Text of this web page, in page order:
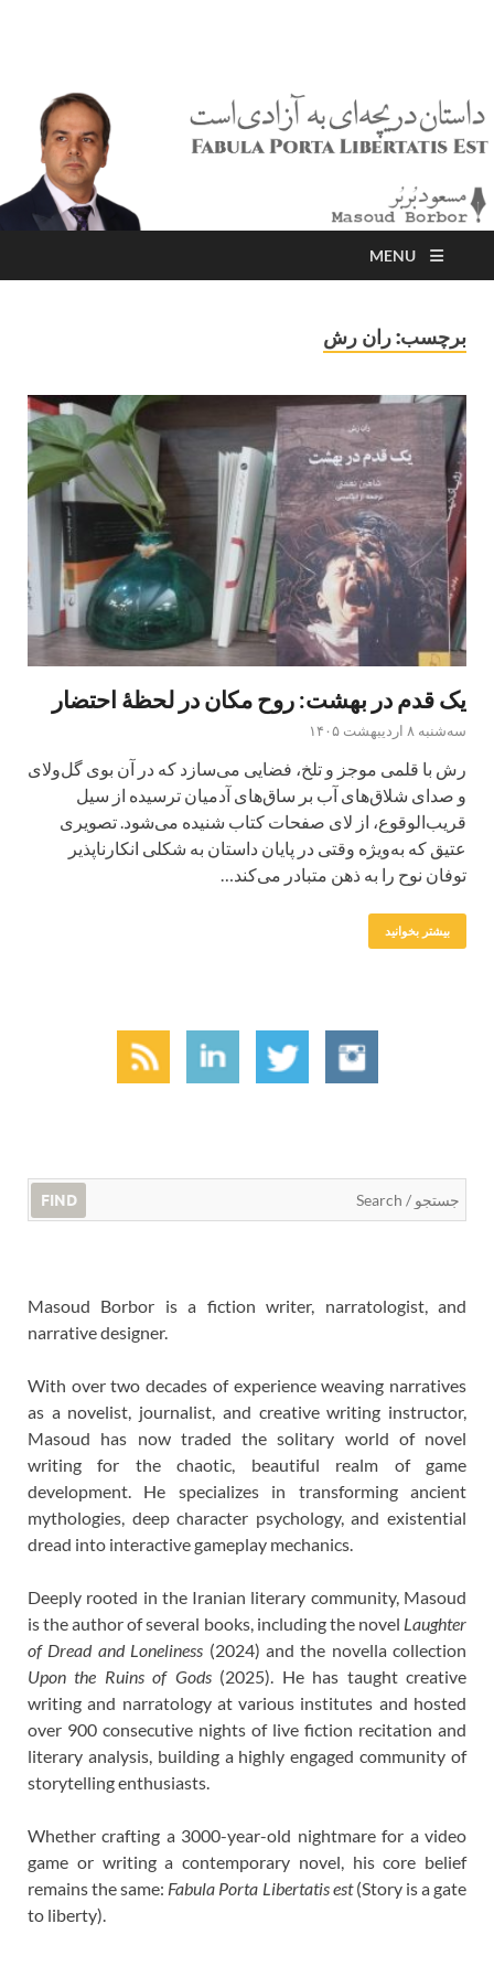
MENU
برچسب:ران رش
یک قدم در بهشت: روح مکان در لحظهٔ احتضار
سه‌شنبه ۸ اردیبهشت ۱۴۰۵
رش با قلمی موجز و تلخ، فضایی می‌سازد که در آن بوی گل‌و‌لای
و صدای شلاق‌های آب بر ساق‌های آدمیان ترسیده از سیل
قریب‌الوقوع، از لای صفحات کتاب شنیده می‌شود. تصویری
عتیق که به‌ویژه وقتی در پایان داستان به شکلی انکارناپذیر
توفان نوح را به ذهن متبادر می‌کند…
بیشتر بخوانید
FIND
Masoud Borbor is a fiction writer, narratologist, and
narrative designer.
With over two decades of experience weaving narratives
as a novelist, journalist, and creative writing instructor,
Masoud has now traded the solitary world of novel
writing for the chaotic, beautiful realm of game
development. He specializes in transforming ancient
mythologies, deep character psychology, and existential
dread into interactive gameplay mechanics.
Deeply rooted in the Iranian literary community, Masoud
is the author of several books, including the novel Laughter
of Dread and Loneliness (2024) and the novella collection
Upon the Ruins of Gods(2025). He has taught creative
writing and narratology at various institutes and hosted
over 900 consecutive nights of live fiction recitation and
literary analysis, building a highly engaged community of
storytelling enthusiasts.
Whether crafting a 3000-year-old nightmare for a video
game or writing a contemporary novel, his core belief
remains the same: Fabula Porta Libertatis est(Story is a gate
to liberty).